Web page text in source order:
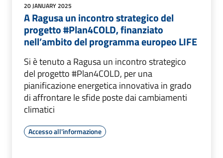
20 JANUARY 2025
A Ragusa un incontro strategico del
progetto #Plan4COLD, finanziato
nell’ambito del programma europeo LIFE
Si è tenuto a Ragusa un incontro strategico
del progetto #Plan4COLD, per una
pianificazione energetica innovativa in grado
di affrontare le sfide poste dai cambiamenti
climatici
Accesso all'informazione